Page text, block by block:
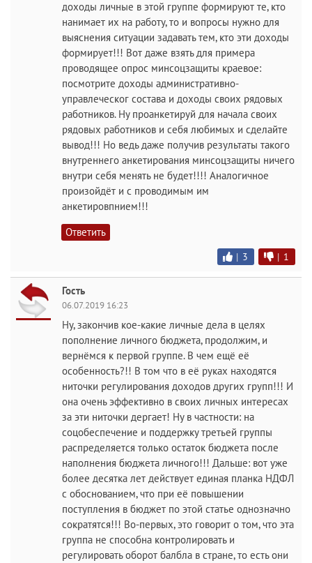
доходы личные в этой группе формируют те, кто
нанимает их на работу, то и вопросы нужно для
выяснения ситуации задавать тем, кто эти доходы
формирует!!! Вот даже взять для примера
проводящее опрос минсоцзащиты краевое:
посмотрите доходы административно-
управлеческог состава и доходы своих рядовых
работников. Ну проанкетируй для начала своих
рядовых работников и себя любимых и сделайте
вывод!!! Но ведь даже получив результаты такого
внутреннего анкетирования минсоцзащиты ничего
внутри себя менять не будет!!!! Аналогичное
произойдёт и с проводимым им
анкетировпнием!!!
Ответить
| 3 | 1
Гость
06.07.2019 16:23
Ну, закончив кое-какие личные дела в целях
пополнение личного бюджета, продолжим, и
вернёмся к первой группе. В чем ещё её
особенность?!! В том что в её руках находятся
ниточки регулирования доходов других групп!!! И
она очень эффективно в своих личных интересах
за эти ниточки дергает! Ну в частности: на
соцобеспечение и поддержку третьей группы
распределяется только остаток бюджета после
наполнения бюджета личного!!! Дальше: вот уже
более десятка лет действует единая планка НДФЛ
с обоснованием, что при её повышении
поступления в бюджет по этой статье однозначно
сократятся!!! Во-первых, это говорит о том, что эта
группа не способна контролировать и
регулировать оборот балбла в стране, то есть они